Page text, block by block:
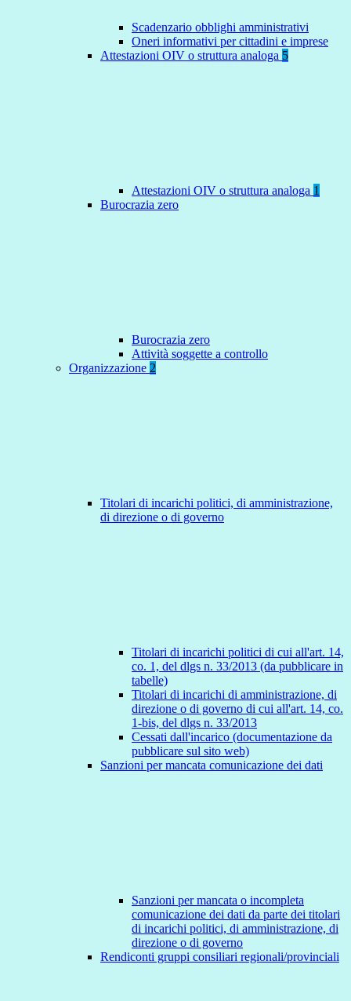
Scadenzario obblighi amministrativi
Oneri informativi per cittadini e imprese
Attestazioni OIV o struttura analoga 5
Attestazioni OIV o struttura analoga 1
Burocrazia zero
Burocrazia zero
Attività soggette a controllo
Organizzazione 2
Titolari di incarichi politici, di amministrazione,
di direzione o di governo
Titolari di incarichi politici di cui all'art. 14,
co. 1, del dlgs n. 33/2013 (da pubblicare in
tabelle)
Titolari di incarichi di amministrazione, di
direzione o di governo di cui all'art. 14, co.
1-bis, del dlgs n. 33/2013
Cessati dall'incarico (documentazione da
pubblicare sul sito web)
Sanzioni per mancata comunicazione dei dati
Sanzioni per mancata o incompleta
comunicazione dei dati da parte dei titolari
di incarichi politici, di amministrazione, di
direzione o di governo
Rendiconti gruppi consiliari regionali/provinciali